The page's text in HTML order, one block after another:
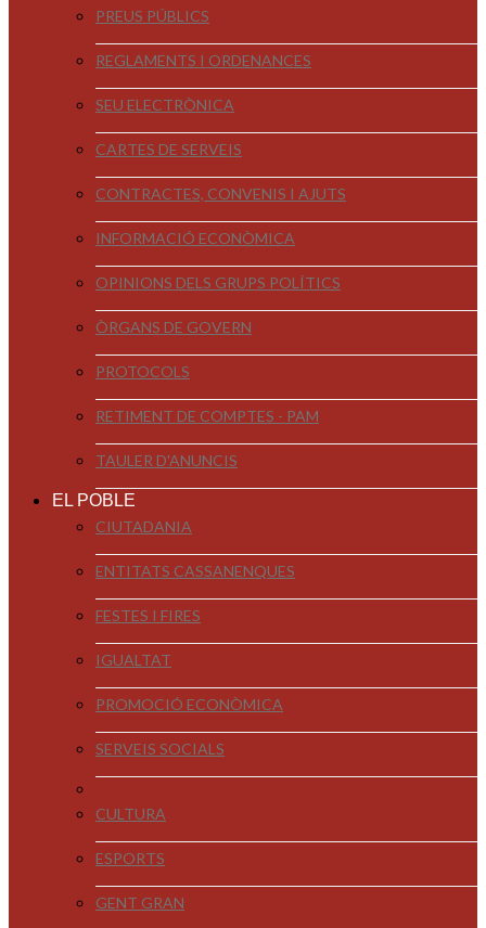
PREUS PÚBLICS
REGLAMENTS I ORDENANCES
SEU ELECTRÒNICA
CARTES DE SERVEIS
CONTRACTES, CONVENIS I AJUTS
INFORMACIÓ ECONÒMICA
OPINIONS DELS GRUPS POLÍTICS
ÒRGANS DE GOVERN
PROTOCOLS
RETIMENT DE COMPTES - PAM
TAULER D'ANUNCIS
EL POBLE
CIUTADANIA
ENTITATS CASSANENQUES
FESTES I FIRES
IGUALTAT
PROMOCIÓ ECONÒMICA
SERVEIS SOCIALS
CULTURA
ESPORTS
GENT GRAN